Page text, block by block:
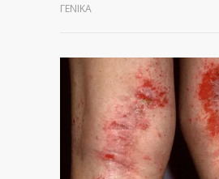
ΓΕΝΙΚΆ